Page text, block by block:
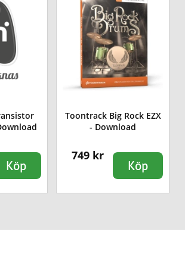
Köp
Toontrack Big Rock EZX
- Download
749 kr
Köp